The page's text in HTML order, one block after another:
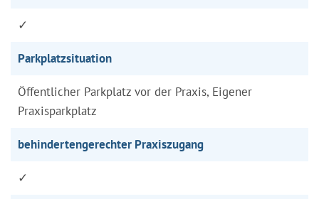
✓
Parkplatzsituation
Öffentlicher Parkplatz vor der Praxis, Eigener
Praxisparkplatz
behindertengerechter Praxiszugang
✓